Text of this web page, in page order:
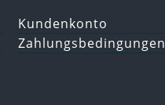
Kundenkonto
Zahlungsbedingungen